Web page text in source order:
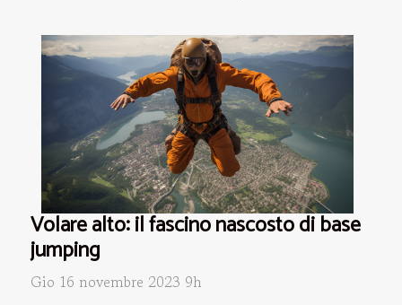
Volare alto: il fascino nascosto di base
jumping
Gio 16 novembre 2023 9h